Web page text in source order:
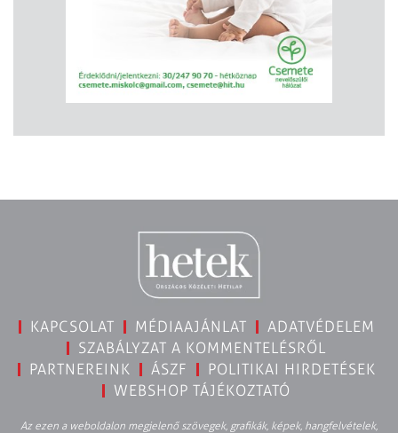
KAPCSOLAT MÉDIAAJÁNLAT
ADATVÉDELEM
SZABÁLYZAT A KOMMENTELÉSRŐL
PARTNEREINK
ÁSZF
POLITIKAI HIRDETÉSEK
WEBSHOP TÁJÉKOZTATÓ
Az ezen a weboldalon megjelenő szövegek, grafikák, képek, hangfelvételek,